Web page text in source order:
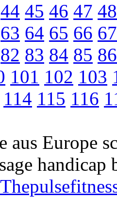
44 45 46 47 48
63 64 65 66 67
82 83 84 85 86
101 102 103
114 115 116
aus Europe
handicap